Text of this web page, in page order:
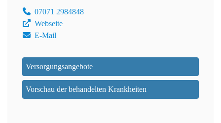
07071 2984848
Webseite
E-Mail
Versorgungsangebote
Vorschau der behandelten Krankheiten